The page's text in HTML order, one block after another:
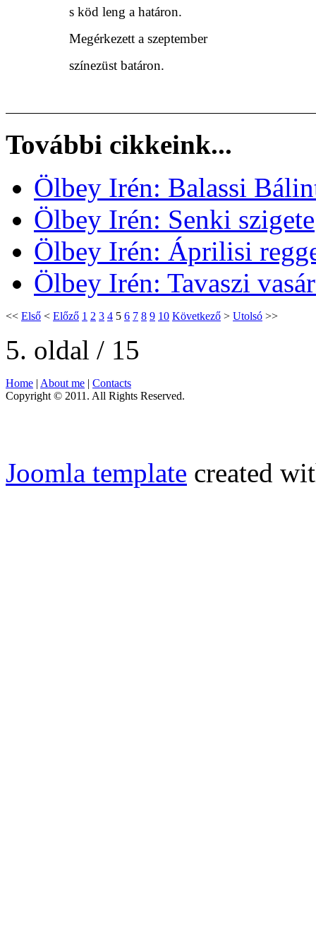
s köd leng a határon.
Megérkezett a szeptember
színezüst batáron.
További cikkeink...
Ölbey Irén: Balassi
Ölbey Irén: Senki szigete
Ölbey Irén: Áprilisi
Ölbey Irén: Tavaszi
<< Első < Előző 1 2 3 4 5 6 7 8 9 10 Következő > Utolsó >>
5. oldal / 15
Home | About me | Contacts
Copyright © 2011. All Rights Reserved.
Joomla template created